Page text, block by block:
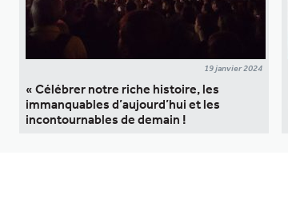
19 janvier 2024
« Célébrer notre riche histoire, les
immanquables d’aujourd’hui et les
incontournables de demain !